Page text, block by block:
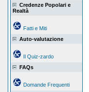
Credenze Popolari e
Realtà
Fatti e Miti
Auto-valutazione
Il Quiz-zardo
FAQs
Domande Frequenti